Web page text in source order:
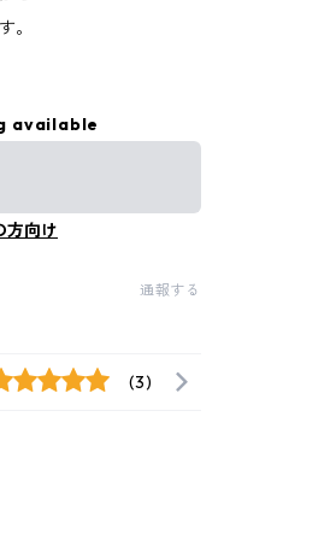
。
available
方向け
通報する
(3)